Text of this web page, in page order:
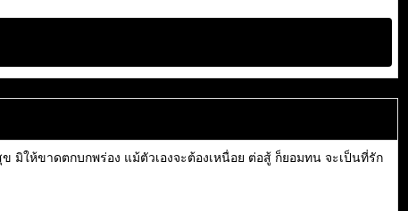
ให้ขาดตกบกพร่อง แม้ตัวเองจะต้องเหนื่อย ต่อสู้ ก็ยอมทน จะเป็นที่รัก